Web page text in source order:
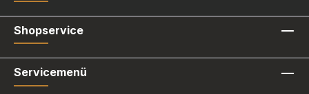
Shopservice
Servicemenü